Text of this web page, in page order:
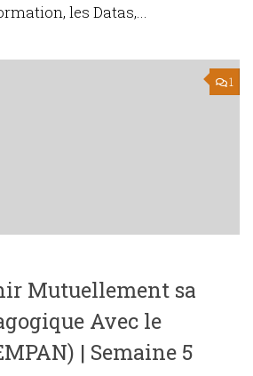
les Datas,...
1
Mutuellement sa
Avec le
| Semaine 5